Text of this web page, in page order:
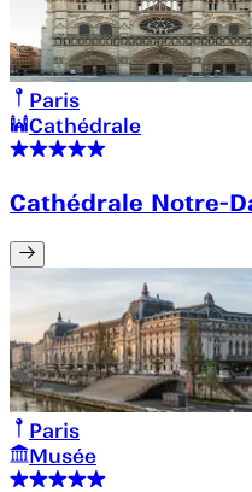
Paris
Cathédrale
Cathédrale Notre-
Paris
Musée